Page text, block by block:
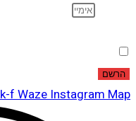
הרשם
fWaze Instagram Map